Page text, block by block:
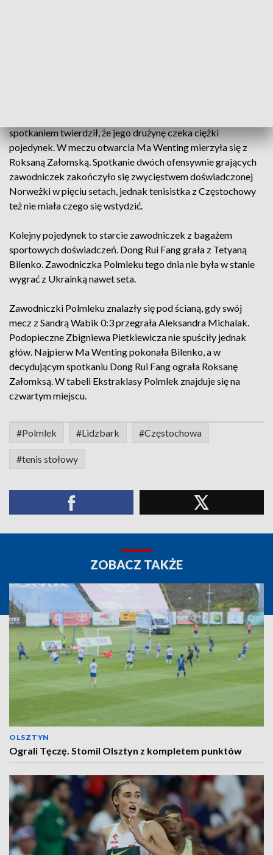
spotkaniem twierdził, że jego drużynę czeka ciężki
pojedynek. W meczu otwarcia Ma Wenting mierzyła się z
Roksaną Załomską. Spotkanie dwóch ofensywnie grających
zawodniczek zakończyło się zwycięstwem doświadczonej
Norweżki w pięciu setach, jednak tenisistka z Częstochowy
też nie miała czego się wstydzić.
Kolejny pojedynek to starcie zawodniczek z bagażem
sportowych doświadczeń. Dong Rui Fang grała z Tetyaną
Bilenko. Zawodniczka Polmleku tego dnia nie była w stanie
wygrać z Ukrainką nawet seta.
Zawodniczki Polmleku znalazły się pod ścianą, gdy swój
mecz z Sandrą Wabik 0:3 przegrała Aleksandra Michalak.
Podopieczne Zbigniewa Pietkiewicza nie spuściły jednak
głów. Najpierw Ma Wenting pokonała Bilenko, a w
decydującym spotkaniu Dong Rui Fang ograła Roksanę
Załomksą. W tabeli Ekstraklasy Polmlek znajduje się na
czwartym miejscu.
#Polmlek #Lidzbark #Częstochowa
#tenis stołowy
ZOBACZ TAKŻE
OLSZTYN
Ograli Tęczę. Stomil Olsztyn z kompletem punktów